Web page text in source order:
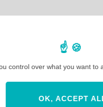
control over what you want to
OK, ACCEPT